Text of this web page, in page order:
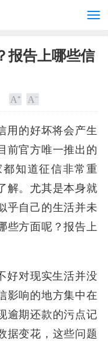
报告上哪些信
用的好坏将会产生
前官方唯一推出的
知道征信非常重
解。尤其是本身就
乎自己的生活并未
些方面呢？报告上
好对现实生活并没
影响的地方集中在
逾期还款的污点记
据变花，这些问题